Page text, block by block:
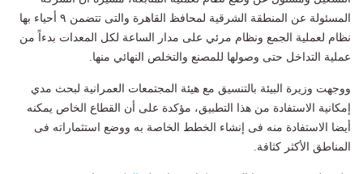
المسئولة عن المنطقة الشرقية لمحافظ القاهرة والتى تتضمن ٩ أحياء بها
نظام لعملية الجمع ونظام مرئي على مدار الساعة لكل المعدات بدءاً من
عملية التداخل حتى وصولها للمصنع والتخلص النهائي منها.
ووجهت وزيرة البيئة بالتنسيق مع هيئة المجتمعات العمرانية لبحث مدي
إمكانية الاستفادة من هذا التطبيق، مؤكدة على أن القطاع الخاص يمكنه
أيضا الاستفادة منه فى إنشاء الخطط الخاصة به ووضع استثماراته فى
المناطق الأكثر كثافة.